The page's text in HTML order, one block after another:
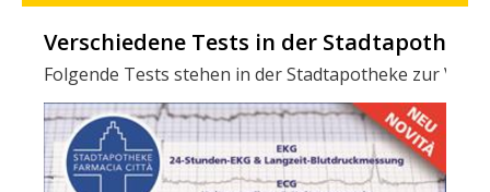
Verschiedene Tests in der
Folgende Tests stehen in der Stadtapotheke zur